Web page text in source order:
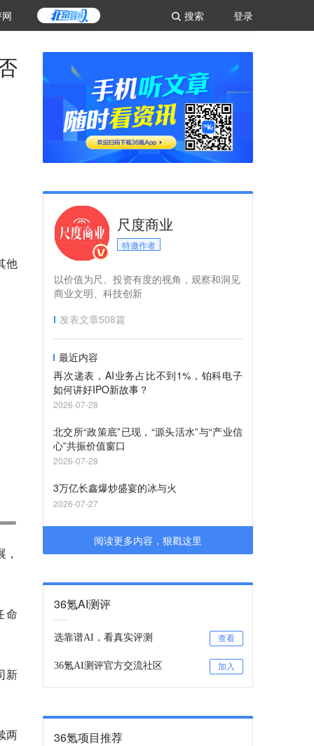
登录
搜索
他
命
新
两
尺度商业
特邀作者
以价值为尺、投资有度的视角，观察和洞见
商业文明、科技创新
发表文章508篇
最近内容
再次递表，AI业务占比不到1%，铂科电子
如何讲好IPO新故事？
2026-07-28
北交所“政策底”已现，“源头活水”与“产业信
心”共振价值窗口
2026-07-28
3万亿长鑫爆炒盛宴的冰与火
2026-07-27
阅读更多内容，狠戳这里
36氪AI测评
选靠谱AI，看真实评测 查看
36氪AI测评官方交流社区 加入
36氪项目推荐